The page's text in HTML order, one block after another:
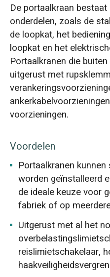
De portaalkraan
onderdelen, zoals de
de loopkat, het
loopkat en het
Portaalkranen die
uitgerust met
voorzieningen.
Voordelen
Portaalkranen
worden geïnstalleerd
de ideale keuze voor
fabriek of op
Uitgerust met al het
reislimietschakelaar,